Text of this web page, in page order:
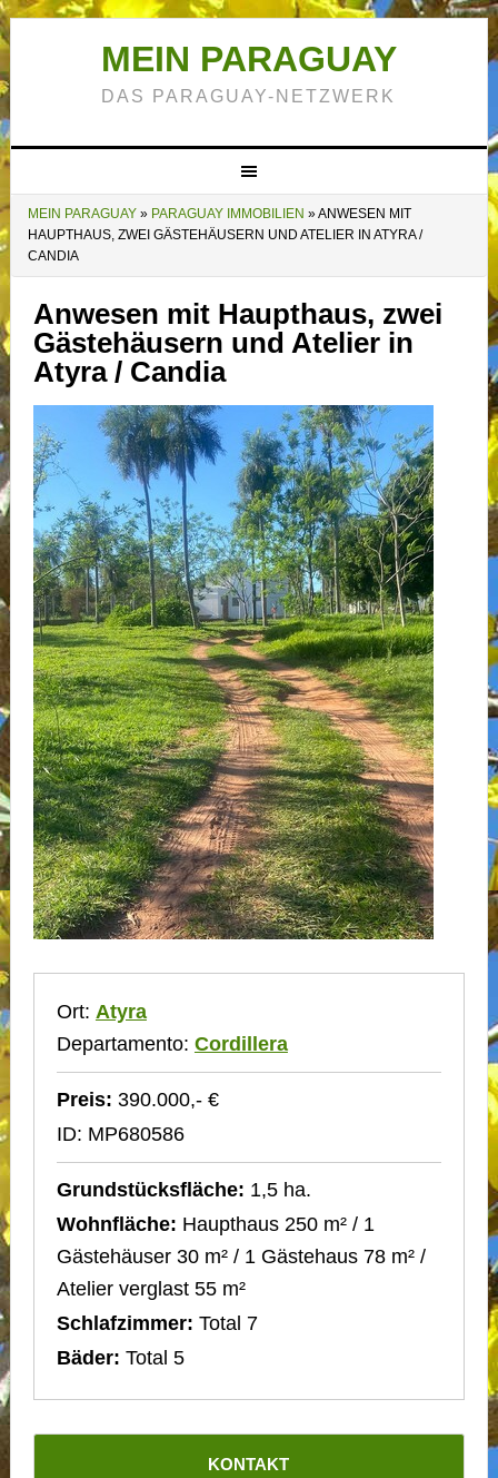
MEIN PARAGUAY
DAS PARAGUAY-NETZWERK
MEIN PARAGUAY» PARAGUAY IMMOBILIEN »ANWESEN MIT
HAUPTHAUS, ZWEI GÄSTEHÄUSERN UND ATELIER IN ATYRA /
CANDIA
Anwesen mit Haupthaus, zwei
Gästehäusern und Atelier in
Atyra / Candia
Ort: Atyra
Departamento: Cordillera
Preis: 390.000,- €
ID: MP680586
Grundstücksfläche: 1,5 ha.
Wohnfläche: Haupthaus 250 m² / 1
Gästehäuser 30 m² / 1 Gästehaus 78 m² /
Atelier verglast 55 m²
Schlafzimmer: Total 7
Bäder: Total 5
KONTAKT